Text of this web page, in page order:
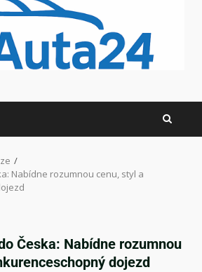
Nabídne rozumnou cenu, styl a
Česka: Nabídne rozumnou
dojezd